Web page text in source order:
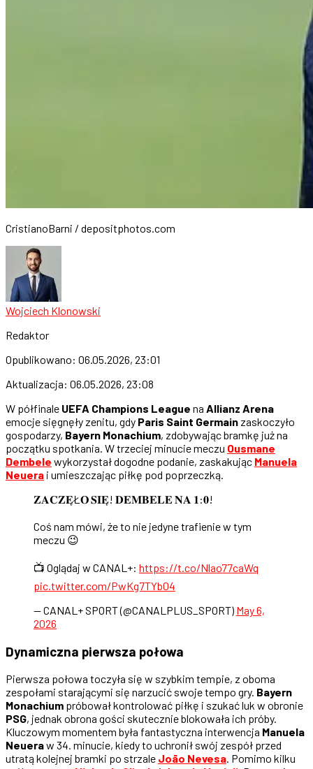
CristianoBarni / depositphotos.com
Wojciech Klonowski
Redaktor
Opublikowano: 06.05.2026, 23:01
Aktualizacja: 06.05.2026, 23:08
W półfinale UEFA Champions League na Allianz Arena
emocje sięgnęły zenitu, gdy Paris Saint Germain zaskoczyło
gospodarzy, Bayern Monachium, zdobywając bramkę już na
początku spotkania. W trzeciej minucie meczu Ousmane
Dembele wykorzystał dogodne podanie, zaskakując Manuela
Neuera i umieszczając piłkę pod poprzeczką.
𝐙𝐀𝐂𝐙𝐄̨Ł𝐎 𝐒𝐈𝐄̨! 𝐃𝐄𝐌𝐁𝐄𝐋𝐄 𝐍𝐀 𝟏:𝟎!
Coś nam mówi, że to nie jedyne trafienie w tym
meczu 😉
📺 Oglądaj w CANAL+: https://t.co/Nlao77caWq
pic.twitter.com/PwKg7TYb04
— CANAL+ SPORT (@CANALPLUS_SPORT) May 6,
2026
Dynamiczna pierwsza połowa
Pierwsza połowa toczyła się w szybkim tempie, z oboma
zespołami starającymi się narzucić swoje tempo gry. Bayern
Monachium próbował kontrolować piłkę i szukać luk w obronie
PSG, jednak obrona gości skutecznie blokowała ich próby.
Kluczowym momentem była fantastyczna interwencja Manuela
Neueraw 34. minucie, kiedy to uchronił swój zespół przed
utratą kolejnej bramki po strzale João Nevesa. Pomimo kilku